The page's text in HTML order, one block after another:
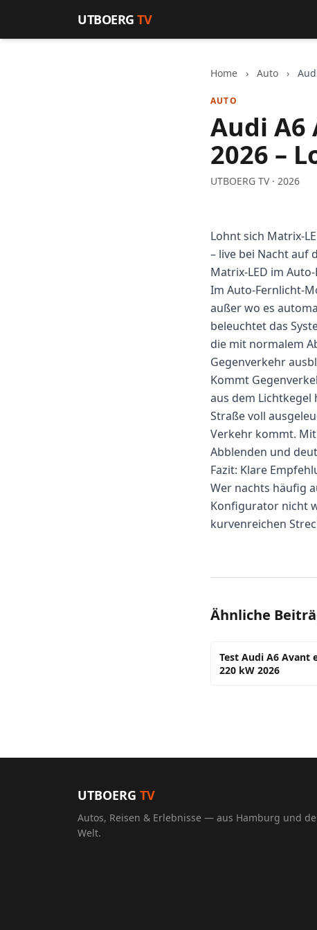
UTBOERGTV
Home › Auto ›
AUTO
Audi A6
2026 –
UTBOERG TV · 2026
Lohnt sich Matrix-
– live bei Nacht auf
Matrix-LED im
Im Auto-Fernlicht-
außer wo es
beleuchtet das
die mit normalem
Gegenverkehr
Kommt
aus dem Lichtkegel
Straße voll
Verkehr kommt.
Abblenden und
Fazit: Klare
Wer nachts häufig
Konfigurator nicht
kurvenreichen
Ähnliche
Test Audi A6 Avant
220 kW 2026
UTBOERG TV
Autos, Reisen & Erlebnisse — aus Hamburg und
Welt.